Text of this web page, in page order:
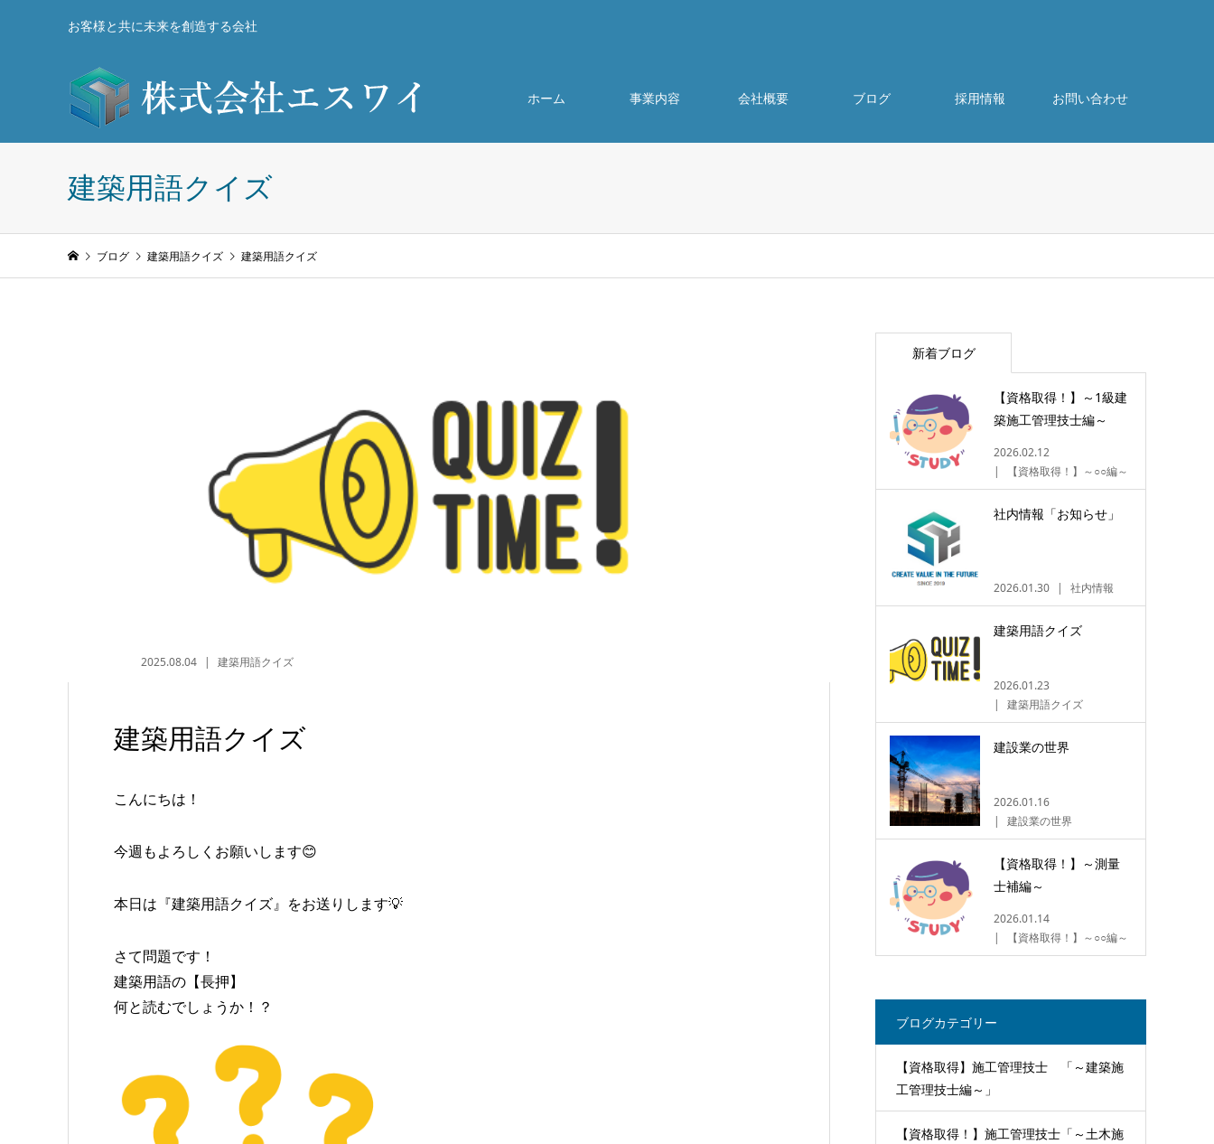
お客様と共に未来を創造する会社
ホーム 事業内容 会社概要 ブログ 採用情報 お問い合わせ
建築用語クイズ
ブログ 建築用語クイズ 建築用語クイズ
2025.08.04 建築用語クイズ
建築用語クイズ
こんにちは！
今週もよろしくお願いします😊
本日は『建築用語クイズ』をお送りします💡
さて問題です！
建築用語の【長押】
何と読むでしょうか！？
新着ブログ
【資格取得！】～1級建
築施工管理技士編～
2026.02.12
【資格取得！】～○○編～
社内情報「お知らせ」
2026.01.30 社内情報
建築用語クイズ
2026.01.23
建築用語クイズ
建設業の世界
2026.01.16
建設業の世界
【資格取得！】～測量
士補編～
2026.01.14
【資格取得！】～○○編～
ブログカテゴリー
【資格取得】施工管理技士 「～建築施
工管理技士編～」
【資格取得！】施工管理技士「～土木施